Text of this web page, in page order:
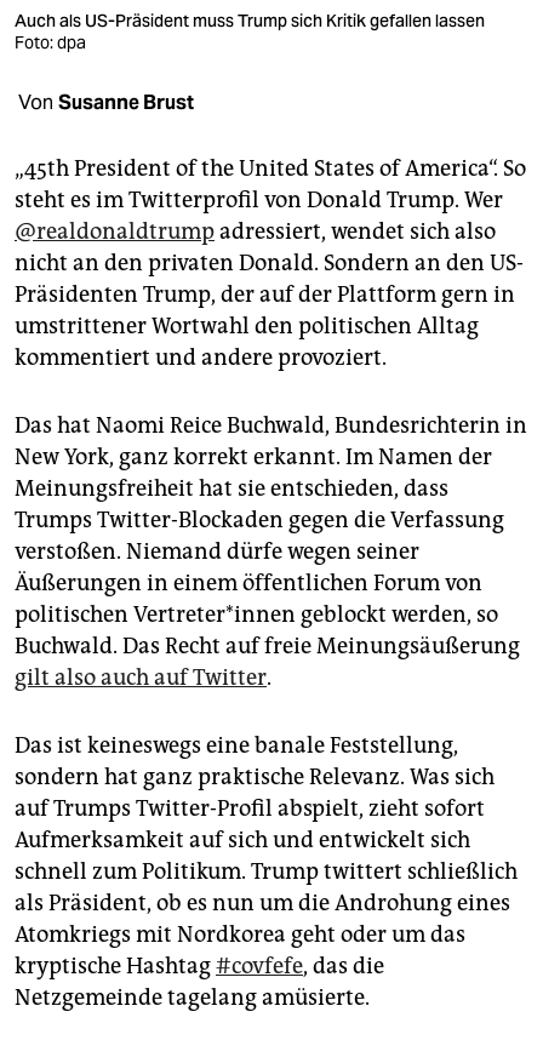
verlag
shop
fragen & hilfe
unterstützen
abo
genossenschaft
epaper login
Auch als US-Präsident muss Trump sich Kritik gefallen lassen
Foto: dpa
Von Susanne Brust
„45th President of the United States of America“. So
steht es im Twitterprofil von Donald Trump. Wer
@realdonaldtrumpadressiert, wendet sich also
nicht an den privaten Donald. Sondern an den US-
Präsidenten Trump, der auf der Plattform gern in
umstrittener Wortwahl den politischen Alltag
kommentiert und andere provoziert.
Das hat Naomi Reice Buchwald, Bundesrichterin in
New York, ganz korrekt erkannt. Im Namen der
Meinungsfreiheit hat sie entschieden, dass
Trumps Twitter-Blockaden gegen die Verfassung
verstoßen. Niemand dürfe wegen seiner
Äußerungen in einem öffentlichen Forum von
politischen Vertreter*innen geblockt werden, so
Buchwald. Das Recht auf freie Meinungsäußerung
gilt also auch auf Twitter.
Das ist keineswegs eine banale Feststellung,
sondern hat ganz praktische Relevanz. Was sich
auf Trumps Twitter-Profil abspielt, zieht sofort
Aufmerksamkeit auf sich und entwickelt sich
schnell zum Politikum. Trump twittert schließlich
als Präsident, ob es nun um die Androhung eines
Atomkriegs mit Nordkorea geht oder um das
kryptische Hashtag#covfefe, das die
Netzgemeinde tagelang amüsierte.